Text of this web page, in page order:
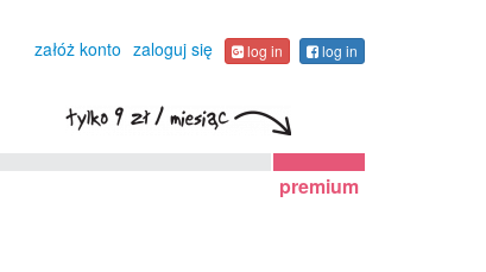
załóż konto zaloguj się log in log in
premium